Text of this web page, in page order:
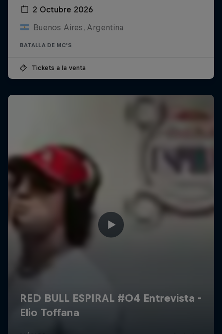
2 Octubre 2026
Buenos Aires, Argentina
BATALLA DE MC'S
Tickets a la venta